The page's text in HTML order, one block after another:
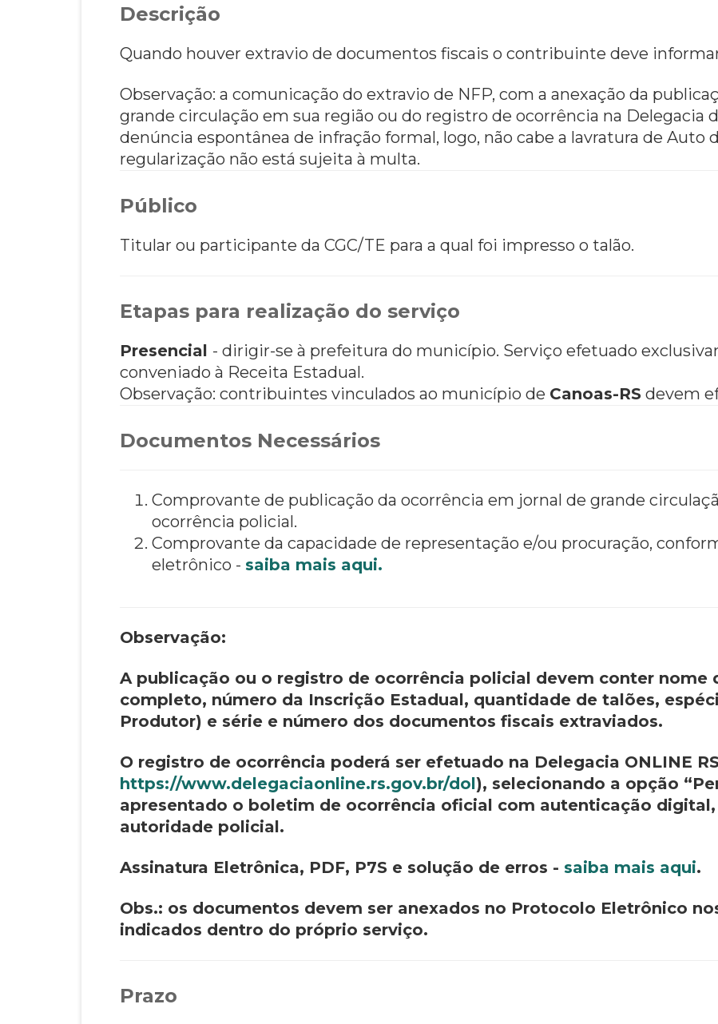
Descrição
Quando houver extravio de documentos fiscais o contribuinte deve
Observação: a comunicação do extravio de NFP, com a anexação da
grande circulação em sua região ou do registro de ocorrência na Delegacia
denúncia espontânea de infração formal, logo, não cabe a lavratura de Auto
regularização não está sujeita à multa.
Público
Titular ou participante da CGC/TE para a qual foi impresso o talão.
Etapas para realização do serviço
Presencial - dirigir-se à prefeitura do município. Serviço efetuado
conveniado à Receita Estadual.
Observação: contribuintes vinculados ao município de Canoas-RS devem
Documentos Necessários
Comprovante de publicação da ocorrência em jornal de grande
ocorrência policial.
Comprovante da capacidade de representação e/ou procuração,
eletrônico - saiba mais aqui.
Observação:
A publicação ou o registro de ocorrência policial devem conter nome
completo, número da Inscrição Estadual, quantidade de talões,
Produtor) e série e número dos documentos fiscais extraviados.
O registro de ocorrência poderá ser efetuado na Delegacia ONLINE
https://www.delegaciaonline.rs.gov.br/dol), selecionando a opção
apresentado o boletim de ocorrência oficial com autenticação
autoridade policial.
Assinatura Eletrônica, PDF, P7S e solução de erros - saiba mais aqui.
Obs.: os documentos devem ser anexados no Protocolo Eletrônico
indicados dentro do próprio serviço.
Prazo